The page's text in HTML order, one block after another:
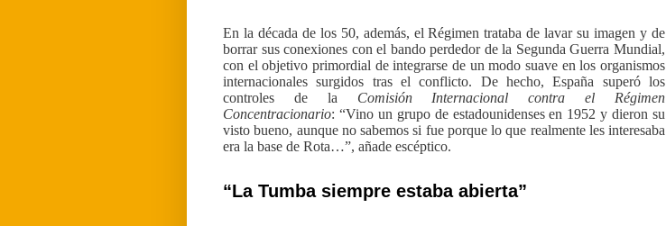
En la década de los 50, además, el Régimen trataba de lavar su imagen y de
borrar sus conexiones con el bando perdedor de la Segunda Guerra Mundial,
con el objetivo primordial de integrarse de un modo suave en los organismos
internacionales surgidos tras el conflicto. De hecho, España superó los
controles de la Comisión Internacional contra el Régimen
Concentracionario: “Vino un grupo de estadounidenses en 1952 y dieron su
visto bueno, aunque no sabemos si fue porque lo que realmente les interesaba
era la base de Rota…”, añade escéptico.
“La Tumba siempre estaba abierta”